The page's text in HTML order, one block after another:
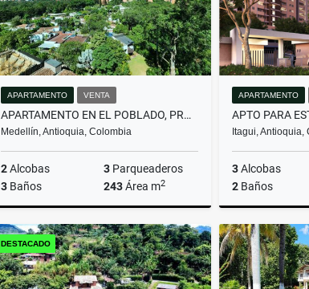
APARTAMENTO VENTA
APARTAMENTO EN EL POBLADO, PROYECTO NUEVO PARA DISEÑAR A TU ESTILO
Medellín, Antioquia, Colombia
2Alcobas 3 Parqueaderos
3 Baños 243Área m2
Venta
$2.650.000.000
APARTAMENTO
Itagui, Antioquia,
3Alcobas
2 Baños
DESTACADO